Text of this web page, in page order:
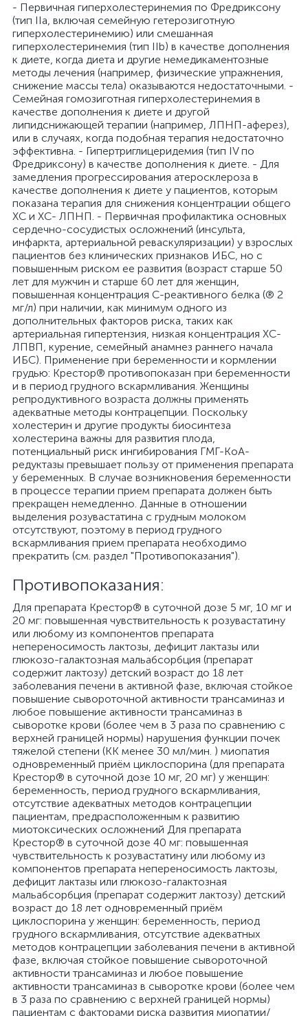
- Первичная гиперхолестеринемия по Фредриксону
(тип IIa, включая семейную гетерозиготную
гиперхолестеринемию) или смешанная
гиперхолестеринемия (тип IIb) в качестве дополнения
к диете, когда диета и другие немедикаментозные
методы лечения (например, физические упражнения,
снижение массы тела) оказываются недостаточными. -
Семейная гомозиготная гиперхолестеринемия в
качестве дополнения к диете и другой
липидснижающей терапии (например, ЛПНП-аферез),
или в случаях, когда подобная терапия недостаточно
эффективна. - Гипертриглицеридемия (тип IV по
Фредриксону) в качестве дополнения к диете. - Для
замедления прогрессирования атеросклероза в
качестве дополнения к диете у пациентов, которым
показана терапия для снижения концентрации общего
ХС и ХС- ЛПНП. - Первичная профилактика основных
сердечно-сосудистых осложнений (инсульта,
инфаркта, артериальной реваскуляризации) у взрослых
пациентов без клинических признаков ИБС, но с
повышенным риском ее развития (возраст старше 50
лет для мужчин и старше 60 лет для женщин,
повышенная концентрация С-реактивного белка (® 2
мг/л) при наличии, как минимум одного из
дополнительных факторов риска, таких как
артериальная гипертензия, низкая концентрация ХС-
ЛПВП, курение, семейный анамнез раннего начала
ИБС). Применение при беременности и кормлении
грудью: Крестор® противопоказан при беременности
и в период грудного вскармливания. Женщины
репродуктивного возраста должны применять
адекватные методы контрацепции. Поскольку
холестерин и другие продукты биосинтеза
холестерина важны для развития плода,
потенциальный риск ингибирования ГМГ-КоА-
редуктазы превышает пользу от применения препарата
у беременных. В случае возникновения беременности
в процессе терапии прием препарата должен быть
прекращен немедленно. Данные в отношении
выделения розувастатина с грудным молоком
отсутствуют, поэтому в период грудного
вскармливания прием препарата необходимо
прекратить (см. раздел "Противопоказания").
Противопоказания:
Для препарата Крестор® в суточной дозе 5 мг, 10 мг и
20 мг: повышенная чувствительность к розувастатину
или любому из компонентов препарата
непереносимость лактозы, дефицит лактазы или
глюкозо-галактозная мальабсорбция (препарат
содержит лактозу) детский возраст до 18 лет
заболевания печени в активной фазе, включая стойкое
повышение сывороточной активности трансаминаз и
любое повышение активности трансаминаз в
сыворотке крови (более чем в 3 раза по сравнению с
верхней границей нормы) нарушения функции почек
тяжелой степени (КК менее 30 мл/мин. ) миопатия
одновременный приём циклоспорина (для препарата
Крестор® в суточной дозе 10 мг, 20 мг) у женщин:
беременность, период грудного вскармливания,
отсутствие адекватных методов контрацепции
пациентам, предрасположенным к развитию
миотоксических осложнений Для препарата
Крестор® в суточной дозе 40 мг: повышенная
чувствительность к розувастатину или любому из
компонентов препарата непереносимость лактозы,
дефицит лактазы или глюкозо-галактозная
мальабсорбция (препарат содержит лактозу) детский
возраст до 18 лет одновременный приём
циклоспорина у женщин: беременность, период
грудного вскармливания, отсутствие адекватных
методов контрацепции заболевания печени в активной
фазе, включая стойкое повышение сывороточной
активности трансаминаз и любое повышение
активности трансаминаз в сыворотке крови (более чем
в 3 раза по сравнению с верхней границей нормы)
пациентам с факторами риска развития миопатии/